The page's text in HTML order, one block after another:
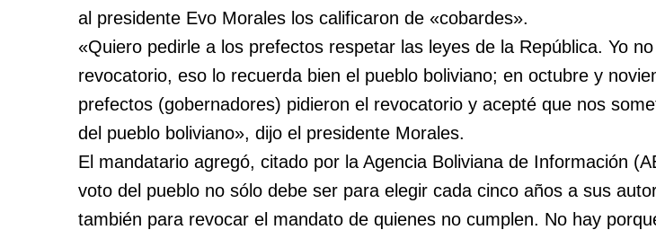
al presidente Evo Morales los calificaron de «cobardes».
«Quiero pedirle a los prefectos respetar las leyes de la República. Yo no
revocatorio, eso lo recuerda bien el pueblo boliviano; en octubre y
prefectos (gobernadores) pidieron el revocatorio y acepté que nos
del pueblo boliviano», dijo el presidente Morales.
El mandatario agregó, citado por la Agencia Boliviana de Información
voto del pueblo no sólo debe ser para elegir cada cinco años a sus
también para revocar el mandato de quienes no cumplen. No hay